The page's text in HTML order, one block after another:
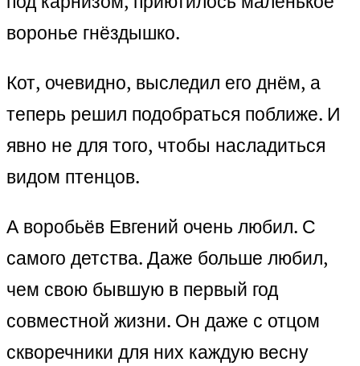
воронье гнёздышко.
Кот, очевидно, выследил его днём, а
теперь решил подобраться поближе. И
явно не для того, чтобы насладиться
видом птенцов.
А воробьёв Евгений очень любил. С
самого детства. Даже больше любил,
чем свою бывшую в первый год
совместной жизни. Он даже с отцом
скворечники для них каждую весну